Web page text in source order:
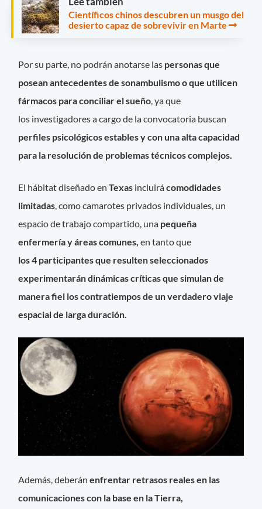
Científicos chinos descubren un musgo del
desierto capaz de sobrevivir en Marte
Por su parte, no podrán anotarse las personasque
posean antecedentes de sonambulismo o que utilicen
fármacos para conciliar el sueño, ya que
los investigadores a cargo de la convocatoria buscan
perfiles psicológicos estables y con una alta capacidad
para la resolución de problemas técnicos complejos.
El hábitat diseñado enTexas incluirácomodidades
limitadas, como camarotes privados individuales, un
espacio de trabajo compartido, una pequeña
enfermería y áreas comunes,en tanto que
los 4 participantes que resulten seleccionados
experimentarán dinámicas críticas que simulan de
manera fiel los contratiempos de un verdadero viaje
espacial de larga duración.
Además, deberánenfrentar retrasos reales en las
comunicaciones con la base en la Tierra,